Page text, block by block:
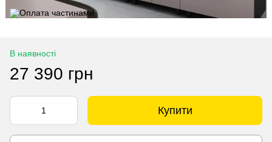
В наявності
27 390 грн
Купити